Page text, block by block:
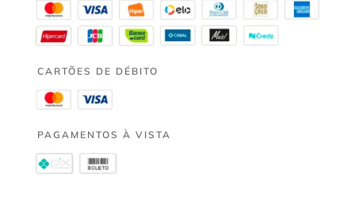
CARTÕES DE DÉBITO
PAGAMENTOS À VISTA